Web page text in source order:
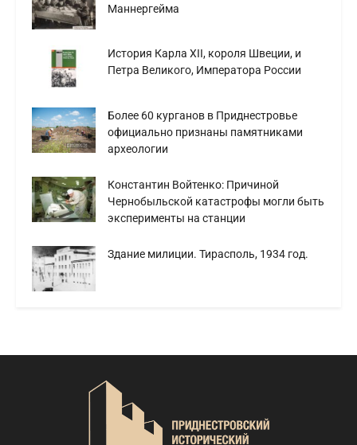
Маннергейма
История Карла XII, короля Швеции, и
Петра Великого, Императора России
Более 60 курганов в Приднестровье
официально признаны памятниками
археологии
Константин Войтенко: Причиной
Чернобыльской катастрофы могли быть
эксперименты на станции
Здание милиции. Тирасполь, 1934 год.